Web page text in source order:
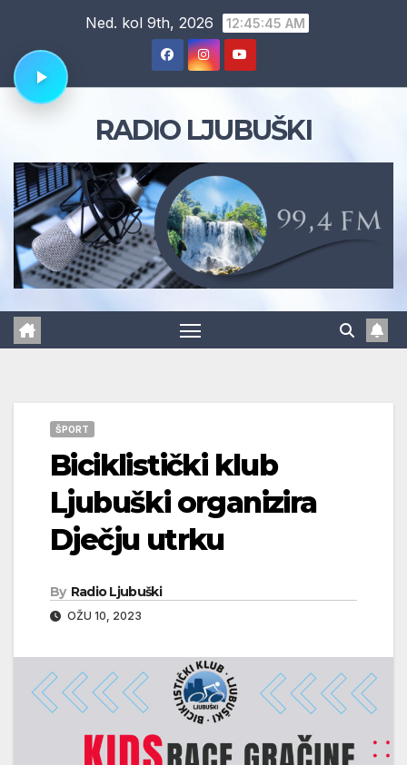
content
Ned. kol 9th, 2026 12:45:46 AM
RADIO LJUBUŠKI
ŠPORT
Biciklistički klub
Ljubuški organizira
Dječju utrku
By Radio Ljubuški
OŽU 10, 2023